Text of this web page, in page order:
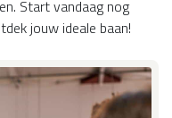
Start vandaag nog
jouw ideale baan!